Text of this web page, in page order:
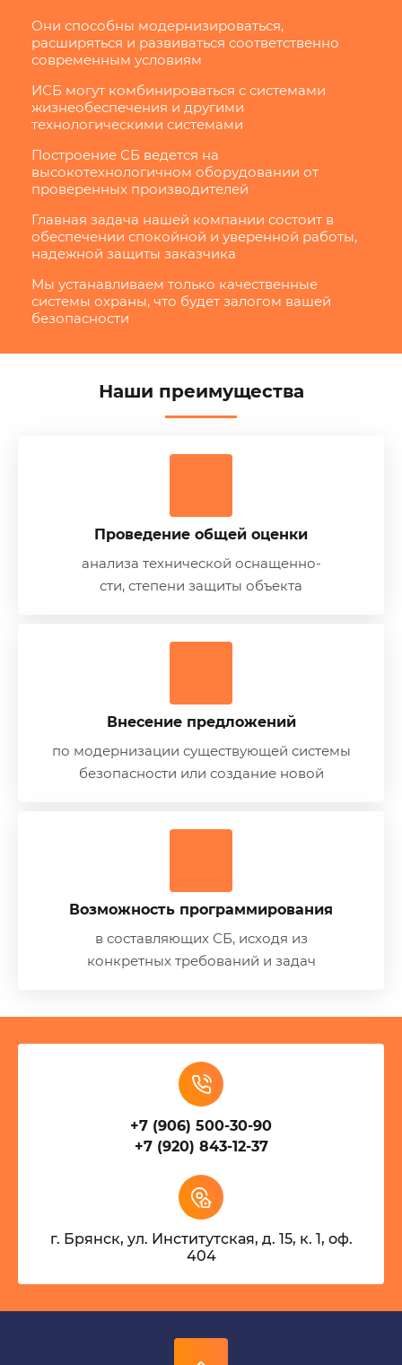
Они способны модернизироваться,
расширяться и развиваться соответственно
современным условиям
ИСБ могут комбинироваться с системами
жизнеобеспечения и другими
технологическими системами
Построение СБ ведется на
высокотехнологичном оборудовании от
проверенных производителей
Главная задача нашей компании состоит в
обеспечении спокойной и уверенной работы,
надежной защиты заказчика
Мы устанавливаем только качественные
системы охраны, что будет залогом вашей
безопасности
Проведение общей оценки
анализа технической оснащенно-
сти, степени защиты объекта
Внесение предложений
по модернизации существующей системы
безопасности или создание новой
Возможность программирования
в составляющих СБ, исходя из
конкретных требований и задач
Наши преимущества
+7 (906) 500-30-90
+7 (920) 843-12-37
г. Брянск, ул. Институтская, д. 15, к. 1, оф.
404